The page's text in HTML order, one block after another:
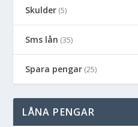
Skulder (5)
Sms lån (35)
Spara pengar (25)
LÅNA PENGAR